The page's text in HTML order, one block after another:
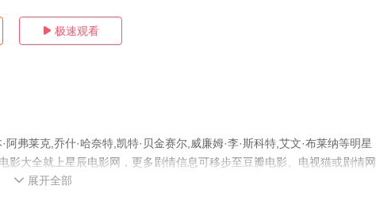
 极速观看
弗莱克,乔什·哈奈特,凯特·贝金赛尔,威廉姆·李·斯科特,艾文·布莱纳等明星
大全就上星辰电影网，更多剧情信息可移步至豆瓣电影、电视猫或剧情网
 展开全部